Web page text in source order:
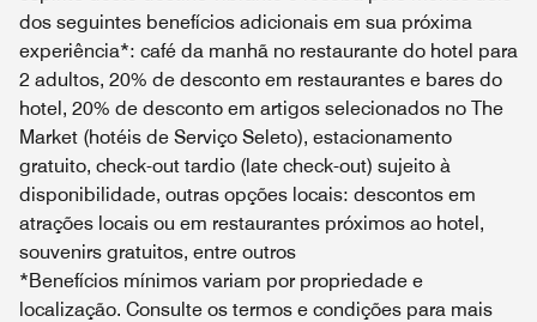
dos seguintes benefícios adicionais em sua próxima
experiência*: café da manhã no restaurante do hotel para
2 adultos, 20% de desconto em restaurantes e bares do
hotel, 20% de desconto em artigos selecionados no The
Market (hotéis de Serviço Seleto), estacionamento
gratuito, check-out tardio (late check-out) sujeito à
disponibilidade, outras opções locais: descontos em
atrações locais ou em restaurantes próximos ao hotel,
souvenirs gratuitos, entre outros
*Benefícios mínimos variam por propriedade e
localização. Consulte os termos e condições para mais